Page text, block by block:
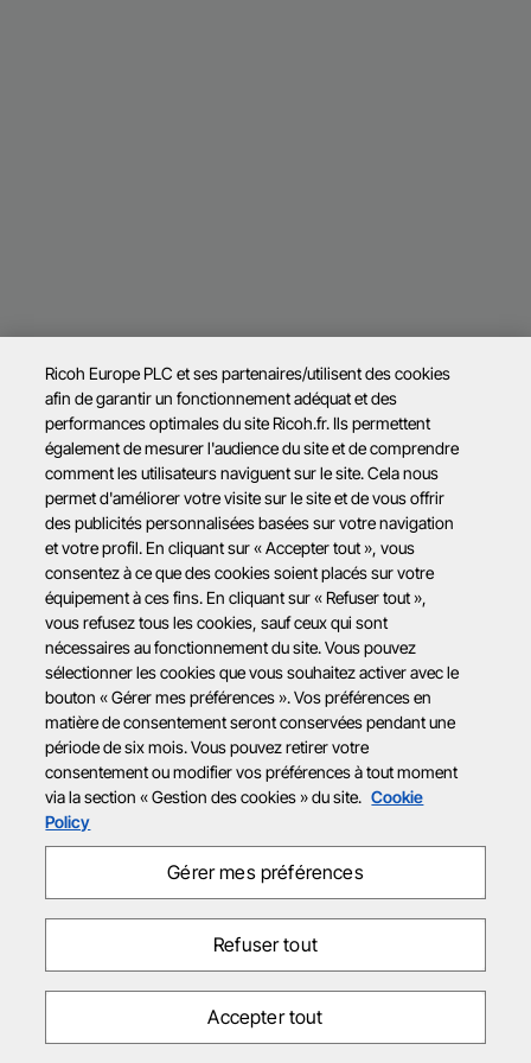
Ricoh Europe PLC et ses partenaires/utilisent des cookies
afin de garantir un fonctionnement adéquat et des
performances optimales du site Ricoh.fr. Ils permettent
également de mesurer l'audience du site et de comprendre
comment les utilisateurs naviguent sur le site. Cela nous
permet d'améliorer votre visite sur le site et de vous offrir
des publicités personnalisées basées sur votre navigation
et votre profil. En cliquant sur « Accepter tout », vous
consentez à ce que des cookies soient placés sur votre
équipement à ces fins. En cliquant sur « Refuser tout »,
vous refusez tous les cookies, sauf ceux qui sont
nécessaires au fonctionnement du site. Vous pouvez
sélectionner les cookies que vous souhaitez activer avec le
bouton « Gérer mes préférences ». Vos préférences en
matière de consentement seront conservées pendant une
période de six mois. Vous pouvez retirer votre
consentement ou modifier vos préférences à tout moment
via la section « Gestion des cookies » du site. Cookie
Policy
Gérer mes préférences
Refuser tout
Accepter tout